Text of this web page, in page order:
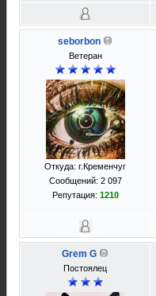
seborbon
Ветеран
Откуда: г.Кременчуг
Сообщений: 2 097
Репутация: 1210
Grem G
Постоялец